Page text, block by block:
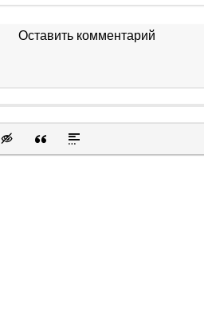
Оставить комментарий
ссылку
смайликскрытого текста
Вставка цитаты
Вставка спойлера